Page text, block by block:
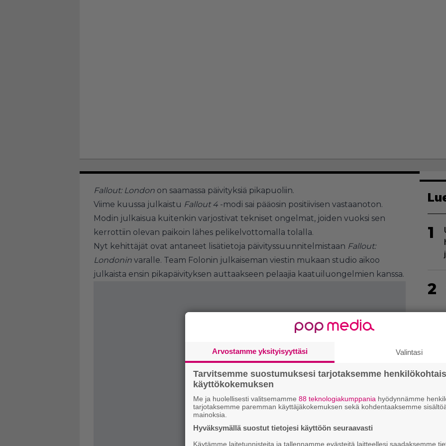
Fallout: London on saamassa päivityksiä pikapuoliin.
Viime kuussa julkaistu Fallout 4 -modi sai pääosin positiivisen vastaanoton.
Modin julkaisua kuitenkin varjostivat tekniset ongelmat, joiden vuoksi sen
kerrottiin olevan paikoin lähes pelikelvottomalla tolalla.
Nyt kehittäjät ovat antaneet lisätietoja päivityssuunnitelmistaan Fallout:
Londonin varalle. Team Folonin julkaiseman viestin mukaan studio aikoo
julkaista ensin pikapäivityksen auttaakseen pelaajia kaatuiluongelmien kanssa.
1
2
3
Arvostamme yksityisyyttäsi Valintasi
Tarvitsemme suostumuksesi tarjotaksemme
käyttökokemuksen
Me ja huolellisesti valitsemamme 88 teknologiakumppania hyödynnämme
tarjotaksemme paremman käyttäjäkokemuksen sekä kohdentaaksemme
mainoksia.
Hyväksymällä suostut tietojesi käyttöön seuraavasti
Käytämme laitetunnisteita ja tallennamme evästeitä laitteellesi saadaksemme